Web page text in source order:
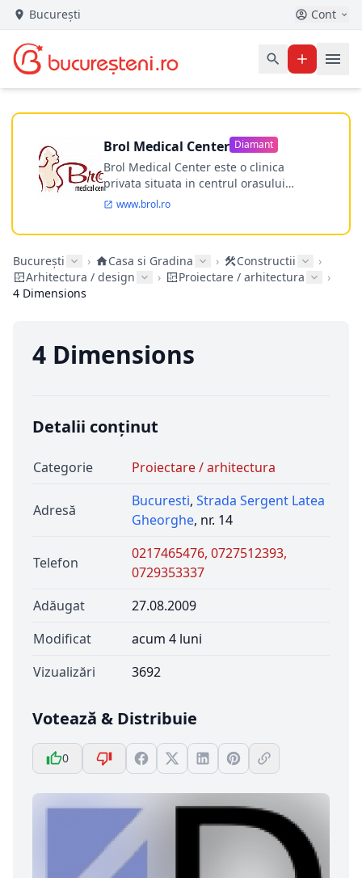
București Cont
Brol Medical Center Diamant
Brol Medical Center este o clinica
privata situata in centrul orasului
Timisoara avand o experienta de
Incepand din anul 2009 clinica isi
ultramodern.
www.brol.ro
București › Casa si Gradina › Constructii
›
Arhitectura / design
› Proiectare / arhitectura
›
4 Dimensions
4 Dimensions
Detalii conținut
Categorie Proiectare / arhitectura
Adresă
Bucuresti, Strada Sergent Latea
Gheorghe, nr. 14
Telefon
0217465476, 0727512393,
0729353337
Adăugat
27.08.2009
Modificat
acum 4 luni
Vizualizări
3692
Votează & Distribuie
0